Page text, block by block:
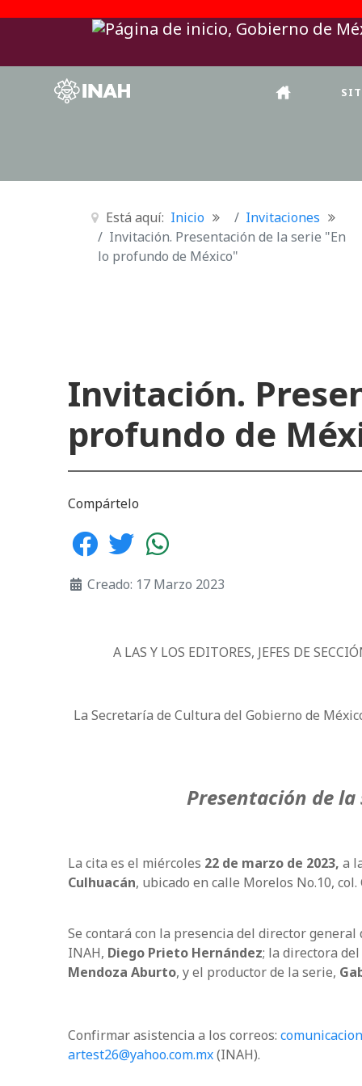
Está aquí: Inicio
Invitaciones
Invitación. Presentación de la serie "En
lo profundo de México"
Invitación.
profundo de
Compártelo
Creado: 17 Marzo 2023
A LAS Y LOS EDITORES, JEFES DE
La Secretaría de Cultura del Gobierno de
Presentación de
La cita es el miércoles 22 de marzo de 2023, a
Culhuacán, ubicado en calle Morelos No.10,
Se contará con la presencia del director general
INAH, Diego Prieto Hernández; la directora
Mendoza Aburto, y el productor de la serie,
Confirmar asistencia a los correos:
artest26@yahoo.com.mx(INAH).